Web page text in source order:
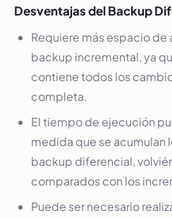
Desventajas del Backup
Requiere más espacio
backup incremental, ya
contiene todos los
completa.
El tiempo de ejecución
medida que se acumulan
backup diferencial,
comparados con los
Puede ser necesario